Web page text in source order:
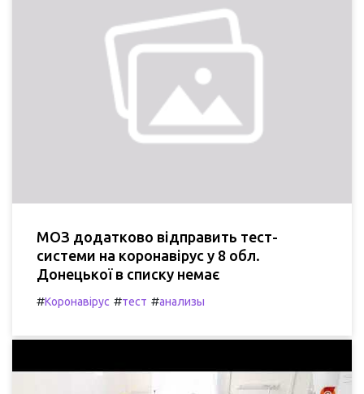
МОЗ додатково відправить тест-
системи на коронавірус у 8 обл.
Донецької в списку немає
#Коронавірус #тест #анализы